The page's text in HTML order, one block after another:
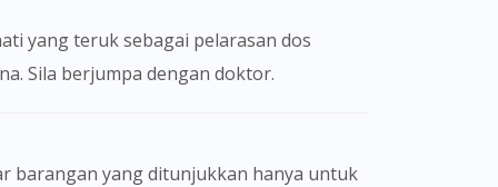
yang teruk sebagai pelarasan dos
Sila berjumpa dengan doktor.